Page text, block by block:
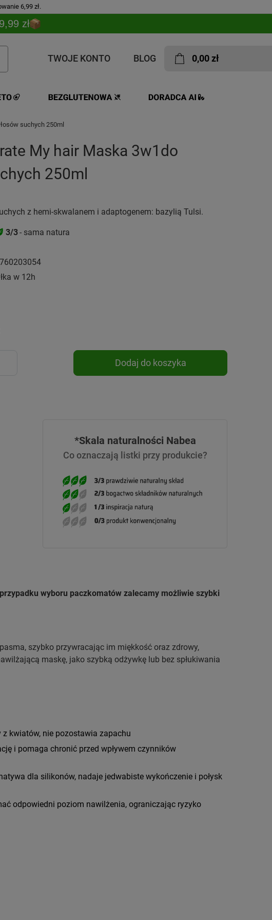
6,99 zł.
zł
TWOJE KONTO BLOG 0,00 zł
suchych 250ml
My hair Maska 3w1do
250ml
z hemi-skwalanem i adaptogenem: bazylią Tulsi.
3/3- sama natura
w 12h
Dodaj do koszyka
*Skala naturalności Nabea
Co oznaczają listki przy produkcie?
wyboru paczkomatów zalecamy możliwie szybki
szybko przywracając im miękkość oraz zdrowy,
maskę, jako szybką odżywkę lub bez spłukiwania
kwiatów, nie pozostawia zapachu
i pomaga chronić przed wpływem czynników
dla silikonów, nadaje jedwabiste wykończenie i połysk
odpowiedni poziom nawilżenia, ograniczając ryzyko